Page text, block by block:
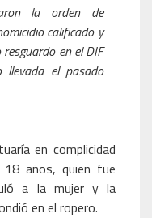
la orden de
calificado y
en el DIF
llevada el pasado
en complicidad
años, quien fue
a la mujer y la
en el ropero.